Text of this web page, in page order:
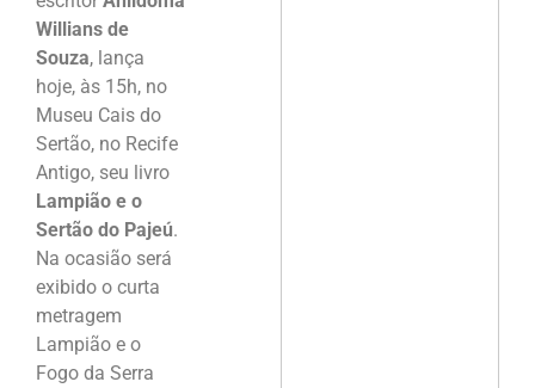
Willians de
Souza, lança
hoje, às 15h, no
Museu Cais do
Sertão, no Recife
Antigo, seu livro
Lampião e o
Sertão do Pajeú.
Na ocasião será
exibido o curta
metragem
Lampião e o
Fogo da Serra